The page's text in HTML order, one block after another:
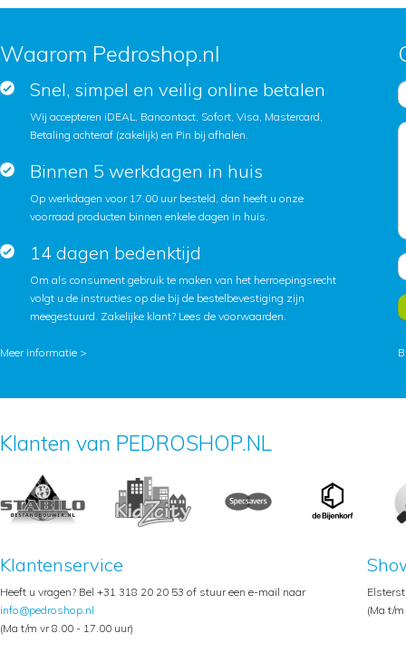
Waarom Pedroshop.nl
Snel, simpel en veilig online betalen
Wij accepteren iDEAL, Bancontact, Sofort, Visa, Mastercard,
Betaling achteraf (zakelijk) en Pin bij afhalen.
Binnen 5 werkdagen in huis
Op werkdagen voor 17.00 uur besteld, dan heeft u onze
voorraad producten binnen enkele dagen in huis.
14 dagen bedenktijd
Om als consument gebruik te maken van het herroepingsrecht
volgt u de instructies op die bij de bestelbevestiging zijn
meegestuurd. Zakelijke klant? Lees de voorwaarden.
Meer informatie >
Klanten van PEDROSHOP.NL
Klantenservice
Heeft u vragen? Bel +31 318 20 20 53 of stuur een e-mail naar
info@pedroshop.nl
(Ma t/m vr 8.00 - 17.00 uur)
(Ma t/